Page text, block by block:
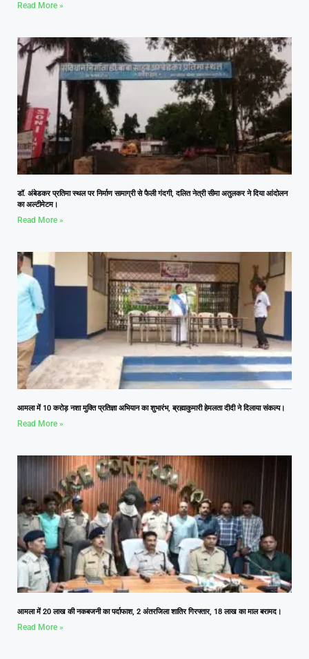
Read More »
डॉ. अंबेडकर प्रतिमा स्थल पर निर्माण सामाग्री से फैली गंदगी, दलित नेत्री सीमा अतुलकर ने दिया आंदोलन
का अल्टीमेटम।
Read More »
आमला में 10 करोड़ नशा मुक्ति प्रतिज्ञा अभियान का शुभारंभ, ब्रह्माकुमारी हेमलता दीदी ने दिलाया संकल्प।
Read More »
आमला में 20 लाख की नकबजनी का पर्दाफाश, 2 अंतरजिला शातिर गिरफ्तार, 18 लाख का माल बरामद।
Read More »